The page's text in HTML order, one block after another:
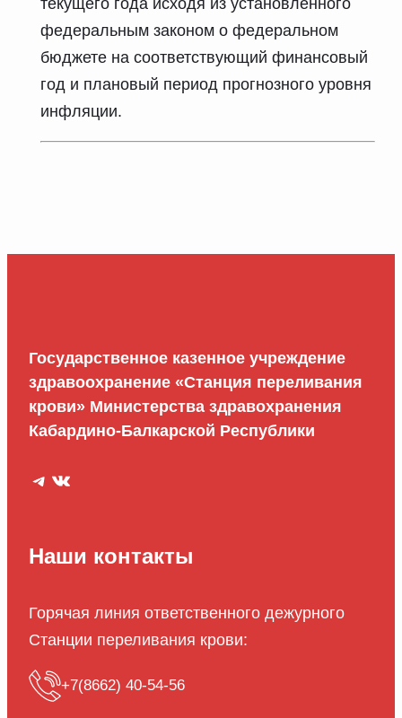
текущего года исходя из установленного
федеральным законом о федеральном
бюджете на соответствующий финансовый
год и плановый период прогнозного уровня
инфляции.
Государственное казенное учреждение
здравоохранение «Станция переливания
крови» Министерства здравохранения
Кабардино-Балкарской Республики
Telegram ВКонтакте
Наши контакты
Горячая линия ответственного дежурного
Станции переливания крови:
+7(8662) 40-54-56